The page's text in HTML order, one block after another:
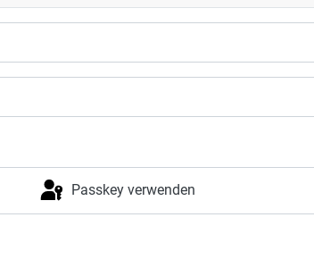
Passkey verwenden